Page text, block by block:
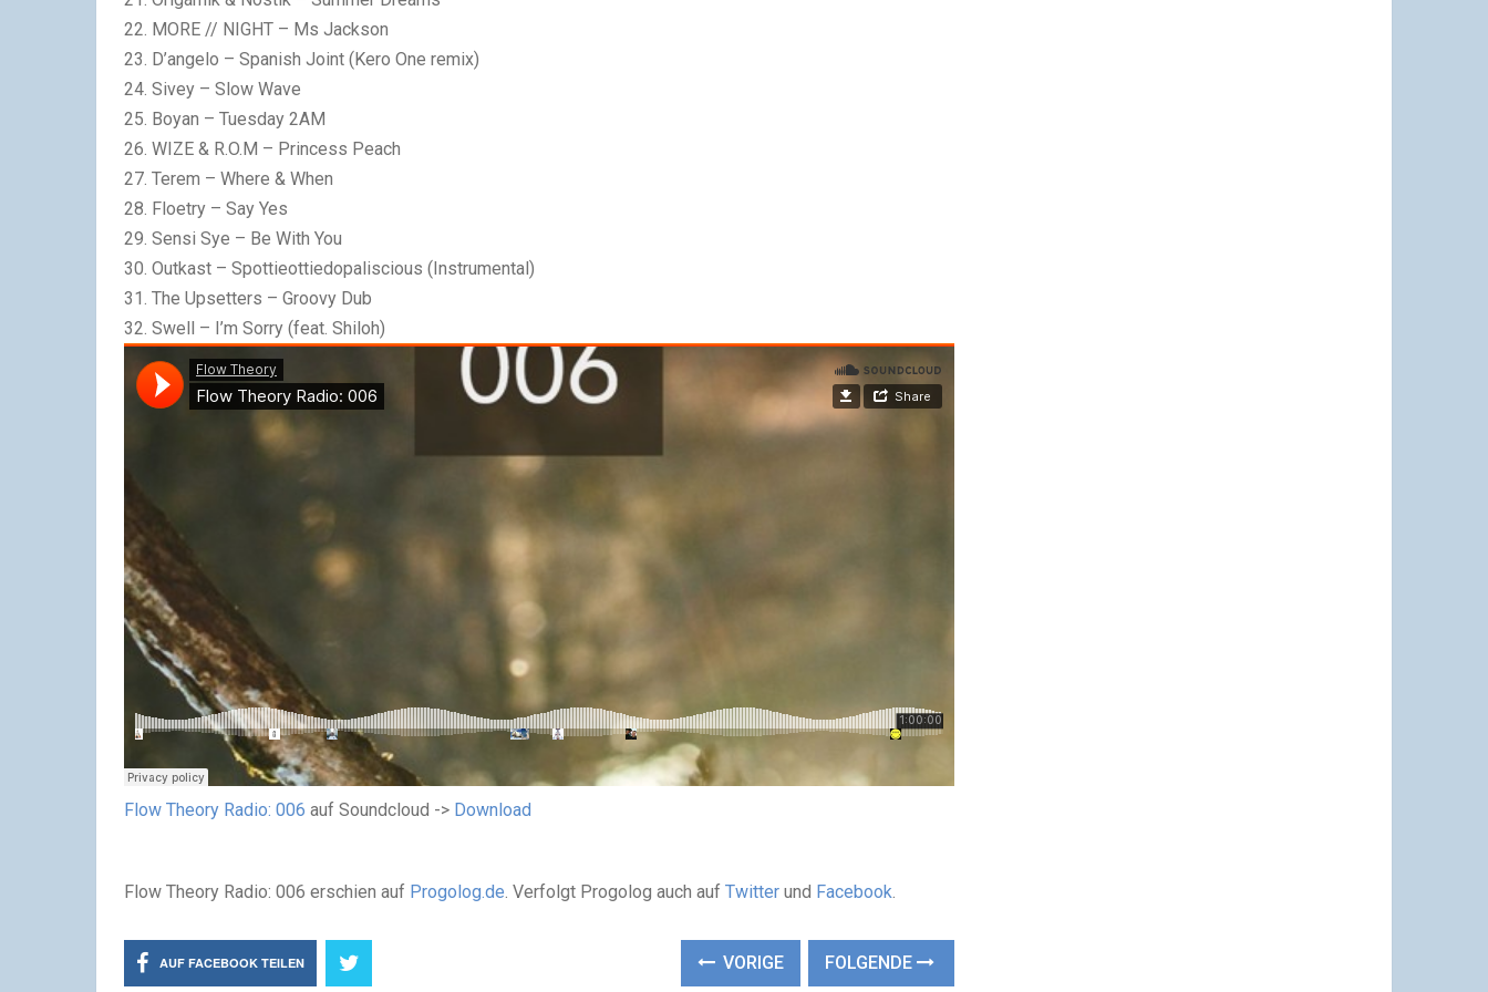
22. MORE // NIGHT – Ms Jackson
23. D’angelo – Spanish Joint (Kero One remix)
24. Sivey – Slow Wave
25. Boyan – Tuesday 2AM
26. WIZE & R.O.M – Princess Peach
27. Terem – Where & When
28. Floetry – Say Yes
29. Sensi Sye – Be With You
30. Outkast – Spottieottiedopaliscious (Instrumental)
31. The Upsetters – Groovy Dub
32. Swell – I’m Sorry (feat. Shiloh)
Flow Theory Radio: 006 auf Soundcloud -> Download
Flow Theory Radio: 006 erschien auf Progolog.de. Verfolgt Progolog auch auf Twitter und Facebook.
AUF FACEBOOK TEILEN VORIGE FOLGENDE